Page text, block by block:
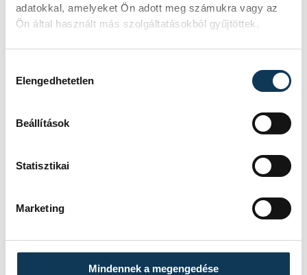
adatokkal, amelyeket Ön adott meg számukra vagy az
Ön által használt más szolgáltatásokból gyűjtöttek.
Elengedhetetlen
Beállítások
Statisztikai
Marketing
Mindennek a megengedése
TOVÁBBI CIKKEK
Nyár, forróság nélkül
IDŐJÁRÁS
Icipici felfrissülés